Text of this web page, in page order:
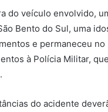
do veículo envolvido,
Bento do Sul, uma
e permaneceu no
à Polícia Militar,
do acidente